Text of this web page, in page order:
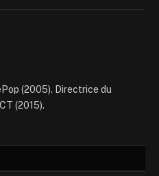
(2005). Directrice du
(2015).